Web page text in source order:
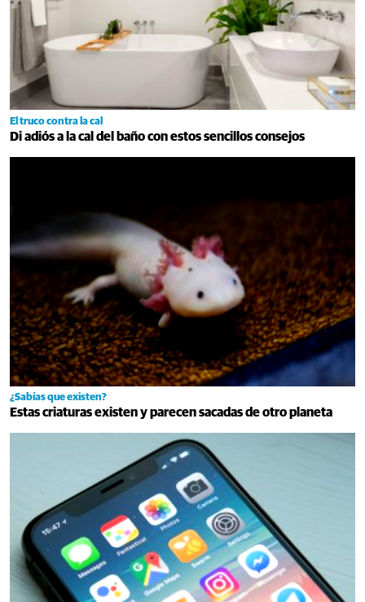
El truco contra la cal
Di adiós a la cal del baño con estos sencillos consejos
¿Sabías que existen?
Estas criaturas existen y parecen sacadas de otro planeta